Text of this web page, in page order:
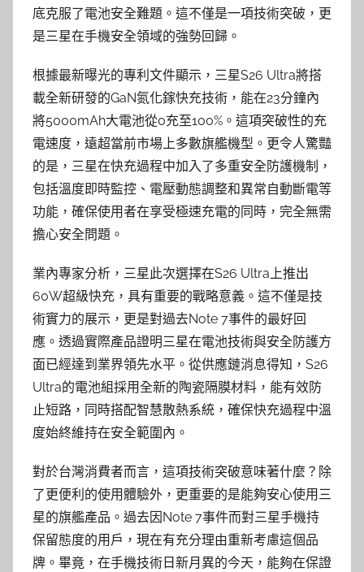
底克服了電池安全難題。這不僅是一項技術突破，更
是三星在手機安全領域的強勢回歸。
根據最新曝光的專利文件顯示，三星S26 Ultra將搭
載全新研發的GaN氮化鎵快充技術，能在23分鐘內
將5000mAh大電池從0充至100%。這項突破性的充
電速度，遠超當前市場上多數旗艦機型。更令人驚豔
的是，三星在快充過程中加入了多重安全防護機制，
包括溫度即時監控、電壓動態調整和異常自動斷電等
功能，確保使用者在享受極速充電的同時，完全無需
擔心安全問題。
業內專家分析，三星此次選擇在S26 Ultra上推出
60W超級快充，具有重要的戰略意義。這不僅是技
術實力的展示，更是對過去Note 7事件的最好回
應。透過實際產品證明三星在電池技術與安全防護方
面已經達到業界領先水平。從供應鏈消息得知，S26
Ultra的電池組採用全新的陶瓷隔膜材料，能有效防
止短路，同時搭配智慧散熱系統，確保快充過程中溫
度始終維持在安全範圍內。
對於台灣消費者而言，這項技術突破意味著什麼？除
了更便利的使用體驗外，更重要的是能夠安心使用三
星的旗艦產品。過去因Note 7事件而對三星手機持
保留態度的用戶，現在有充分理由重新考慮這個品
牌。畢竟，在手機技術日新月異的今天，能夠在保證